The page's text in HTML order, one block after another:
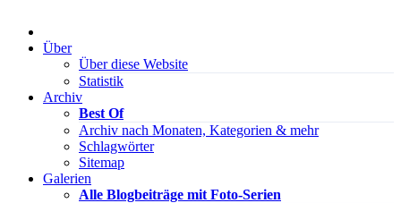
Über
Über diese Website
Statistik
Archiv
Best Of
Archiv nach Monaten, Kategorien & mehr
Schlagwörter
Sitemap
Galerien
Alle Blogbeiträge mit Foto-Serien